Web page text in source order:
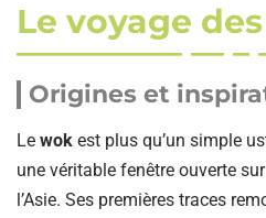
Le voyage
Origines et
Le wok est plus qu’un simple
une véritable fenêtre ouverte
l’Asie. Ses premières traces